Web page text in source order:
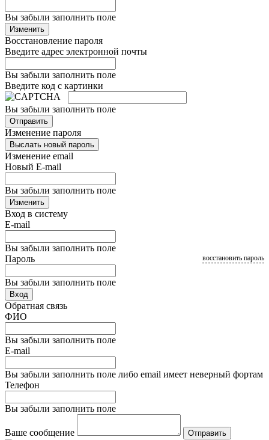
Вы забыли заполнить поле
Изменить
Восстановление пароля
Введите адрес электронной почты
Вы забыли заполнить поле
Введите код с картинки
Вы забыли заполнить поле
Отправить
Изменение пароля
Выслать новый пароль
Изменение email
Новый E-mail
Вы забыли заполнить поле
Изменить
Вход в систему
E-mail
Вы забыли заполнить поле
Пароль
Вы забыли заполнить поле
восстановить пароль
Вход
Обратная связь
ФИО
Вы забыли заполнить поле
E-mail
Вы забыли заполнить поле либо email имеет неверный фортам
Телефон
Вы забыли заполнить поле
Ваше сообщение Отправить